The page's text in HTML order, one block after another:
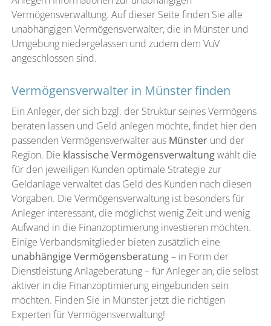
Vermögensverwaltung. Auf dieser Seite finden Sie alle
unabhängigen Vermögensverwalter, die in Münster und
Umgebung niedergelassen und zudem dem VuV
angeschlossen sind.
Vermögensverwalter in Münster finden
Ein Anleger, der sich bzgl. der Struktur seines Vermögens
beraten lassen und Geld anlegen möchte, findet hier den
passenden Vermögensverwalter aus Münster und der
Region. Die klassische Vermögensverwaltungwählt die
für den jeweiligen Kunden optimale Strategie zur
Geldanlage verwaltet das Geld des Kunden nach diesen
Vorgaben. Die Vermögensverwaltung ist besonders für
Anleger interessant, die möglichst wenig Zeit und wenig
Aufwand in die Finanzoptimierung investieren möchten.
Einige Verbandsmitglieder bieten zusätzlich eine
unabhängige Vermögensberatung– in Form der
Dienstleistung Anlageberatung – für Anleger an, die selbst
aktiver in die Finanzoptimierung eingebunden sein
möchten. Finden Sie in Münster jetzt die richtigen
Experten für Vermögensverwaltung!